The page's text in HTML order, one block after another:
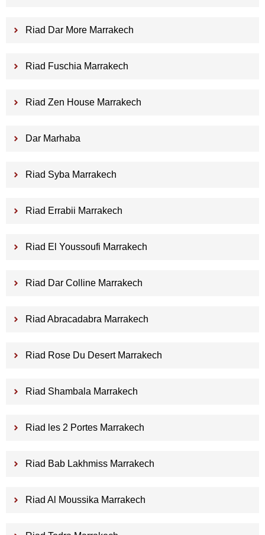
Riad Dar More Marrakech
Riad Fuschia Marrakech
Riad Zen House Marrakech
Dar Marhaba
Riad Syba Marrakech
Riad Errabii Marrakech
Riad El Youssoufi Marrakech
Riad Dar Colline Marrakech
Riad Abracadabra Marrakech
Riad Rose Du Desert Marrakech
Riad Shambala Marrakech
Riad les 2 Portes Marrakech
Riad Bab Lakhmiss Marrakech
Riad Al Moussika Marrakech